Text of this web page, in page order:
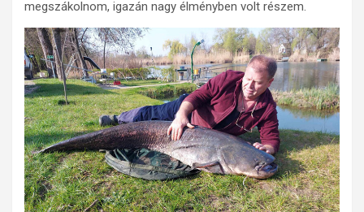
megszákolnom, igazán nagy élményben volt részem.